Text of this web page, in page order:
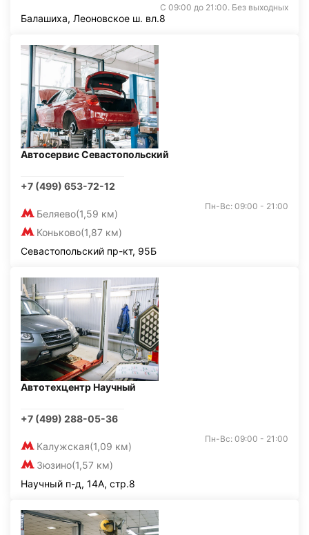
С 09:00 до 21:00. Без выходных
Балашиха, Леоновское ш. вл.8
Автосервис Севастопольский
+7 (499) 653-72-12
Беляево(1,59 км)
Коньково(1,87 км)
Пн-Вс: 09:00 - 21:00
Севастопольский пр-кт, 95Б
Автотехцентр Научный
+7 (499) 288-05-36
Калужская(1,09 км)
Зюзино(1,57 км)
Пн-Вс: 09:00 - 21:00
Научный п-д, 14А, стр.8